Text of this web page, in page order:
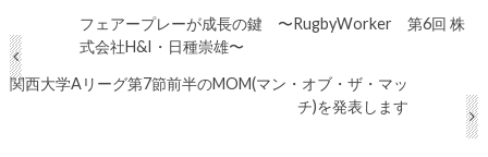
フェアープレーが成長の鍵 〜RugbyWorker 第6回 株
式会社H&I・日種崇雄〜
関西大学Aリーグ第7節前半のMOM(マン・オブ・ザ・マッ
チ)を発表します